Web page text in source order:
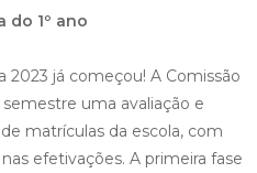
do 1º ano
2023 já começou! A Comissão
uma avaliação e
matrículas da escola, com
efetivações. A primeira fase